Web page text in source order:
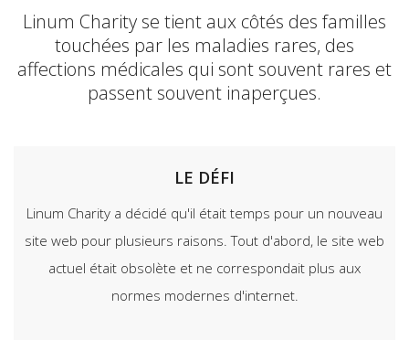
Linum Charity se tient aux côtés des familles
touchées par les maladies rares, des
affections médicales qui sont souvent rares et
passent souvent inaperçues.
LE DÉFI
Linum Charity a décidé qu'il était temps pour un nouveau
site web pour plusieurs raisons. Tout d'abord, le site web
actuel était obsolète et ne correspondait plus aux
normes modernes d'internet.